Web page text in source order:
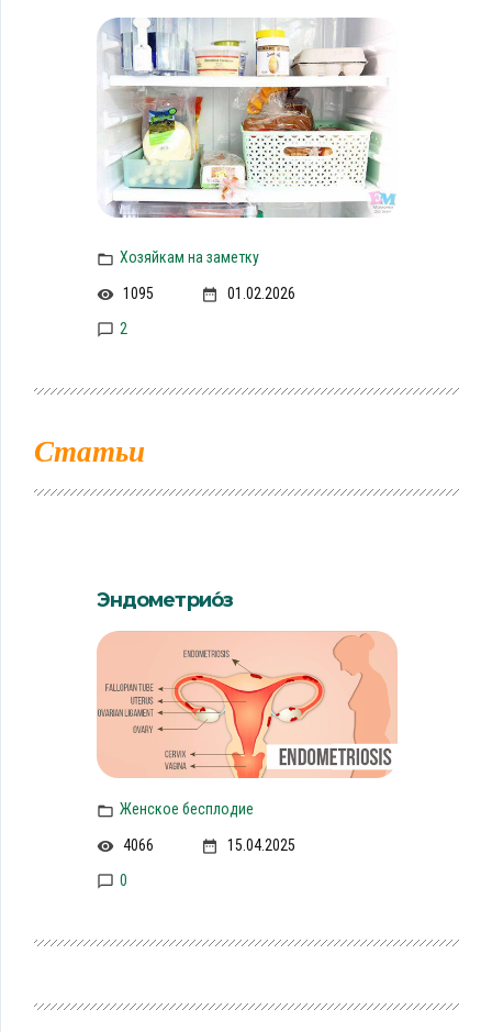
Хозяйкам на заметку
1095 01.02.2026
2
Статьи
Эндометрио́з
Женское бесплодие
4066 15.04.2025
0